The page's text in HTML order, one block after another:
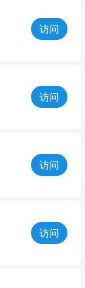
访问
访问
访问
访问